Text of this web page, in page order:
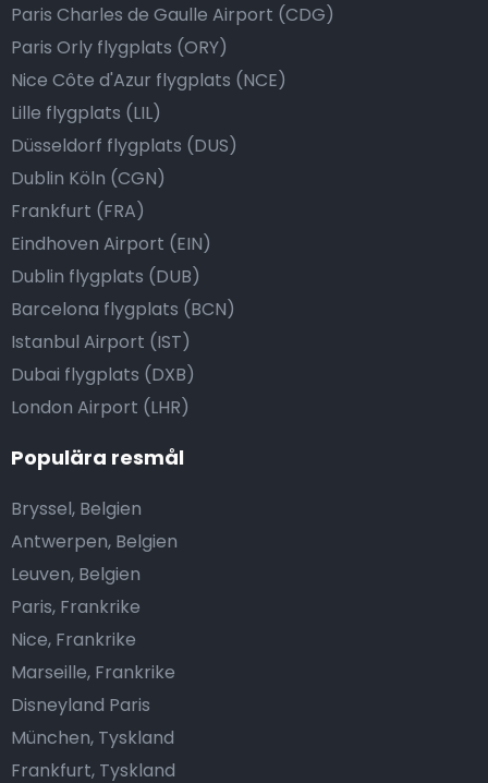
Paris Charles de Gaulle Airport (CDG)
Paris Orly flygplats (ORY)
Nice Côte d'Azur flygplats (NCE)
Lille flygplats (LIL)
Düsseldorf flygplats (DUS)
Dublin Köln (CGN)
Frankfurt (FRA)
Eindhoven Airport (EIN)
Dublin flygplats (DUB)
Barcelona flygplats (BCN)
Istanbul Airport (IST)
Dubai flygplats (DXB)
London Airport (LHR)
Populära resmål
Bryssel, Belgien
Antwerpen, Belgien
Leuven, Belgien
Paris, Frankrike
Nice, Frankrike
Marseille, Frankrike
Disneyland Paris
München, Tyskland
Frankfurt, Tyskland